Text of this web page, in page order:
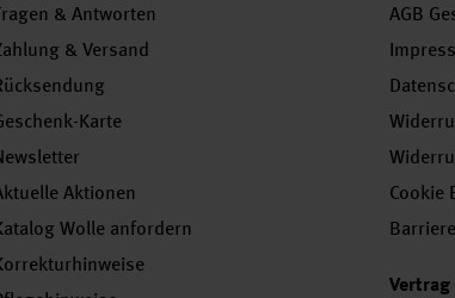
& Antworten
& Versand
Karte
Aktionen
Wolle anfordern
AGB
Cookie